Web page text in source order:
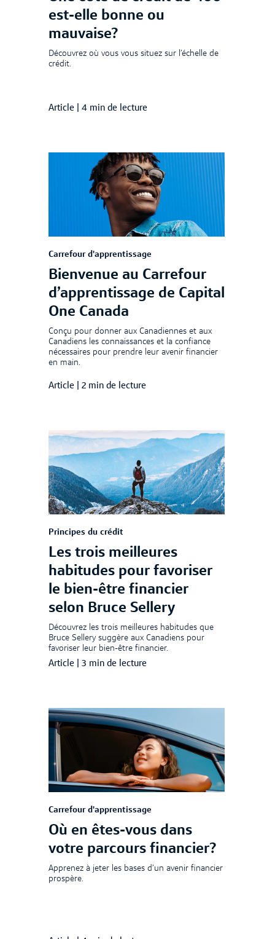
est-elle bonne ou
mauvaise?
Découvrez où vous vous situez sur l’échelle de
crédit.
Article 4 min de lecture
Carrefour d'apprentissage
Bienvenue au Carrefour
d’apprentissage de Capital
One Canada
Conçu pour donner aux Canadiennes et aux
Canadiens les connaissances et la confiance
nécessaires pour prendre leur avenir financier
en main.
Article 2 min de lecture
Principes du crédit
Les trois meilleures
habitudes pour favoriser
le bien-être financier
selon Bruce Sellery
Découvrez les trois meilleures habitudes que
Bruce Sellery suggère aux Canadiens pour
favoriser leur bien-être financier.
Article 3 min de lecture
Carrefour d'apprentissage
Où en êtes-vous dans
votre parcours financier?
Apprenez à jeter les bases d’un avenir financier
prospère.